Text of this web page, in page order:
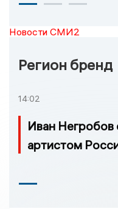
Новости СМИ2
Регион бренд
14:02
Иван Негробов
артистом